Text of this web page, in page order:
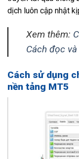
dịch luôn cập nhật
Xem thêm:
Cách đọc
Cách sử dụng
nền tảng MT5